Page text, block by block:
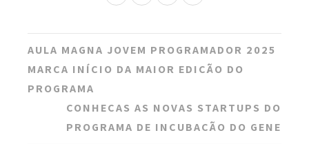
Post
navigation
AULA MAGNA JOVEM PROGRAMADOR 2025
MARCA INÍCIO DA MAIOR EDIÇÃO DO
PROGRAMA
CONHEÇAS AS NOVAS STARTUPS DO
PROGRAMA DE INCUBAÇÃO DO GENE